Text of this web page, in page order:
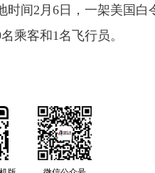
时间2月6日，一架美国白
乘客和1名飞行员。